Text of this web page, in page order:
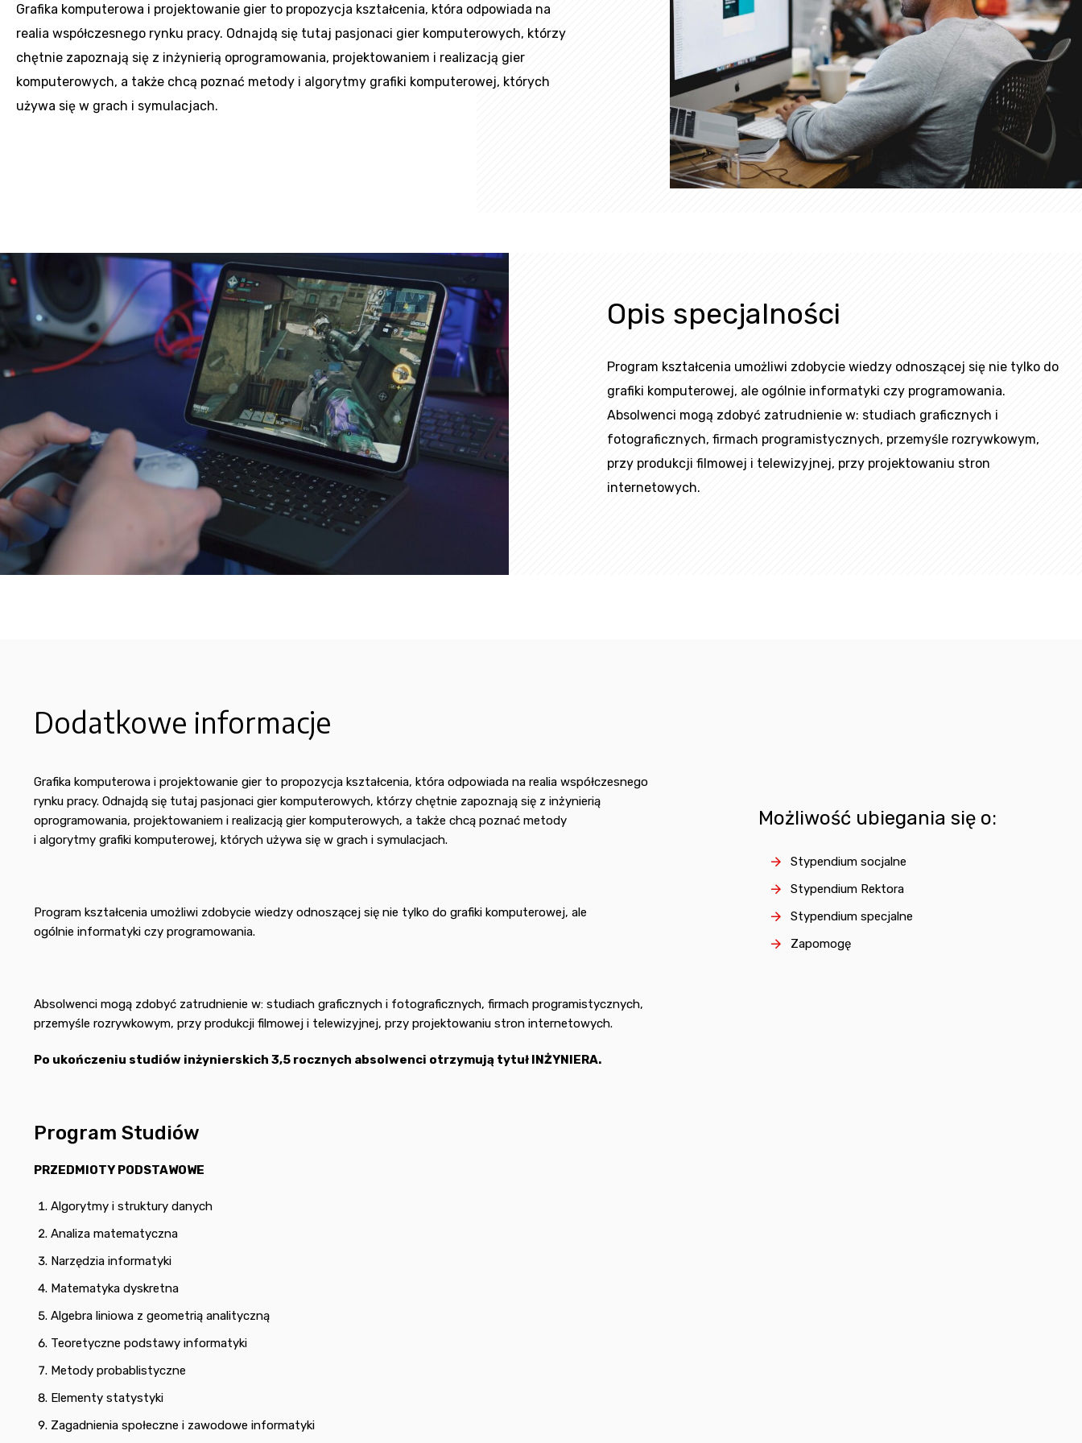
Grafika komputerowa i projektowanie gier to propozycja kształcenia, która odpowiada na
realia współczesnego rynku pracy. Odnajdą się tutaj pasjonaci gier komputerowych, którzy
chętnie zapoznają się z inżynierią oprogramowania, projektowaniem i realizacją gier
komputerowych, a także chcą poznać metody i algorytmy grafiki komputerowej, których
używa się w grach i symulacjach.
Opis specjalności
Program kształcenia umożliwi zdobycie wiedzy odnoszącej się nie tylko do
grafiki komputerowej, ale ogólnie informatyki czy programowania.
Absolwenci mogą zdobyć zatrudnienie w: studiach graficznych i
fotograficznych, firmach programistycznych, przemyśle rozrywkowym,
przy produkcji filmowej i telewizyjnej, przy projektowaniu stron
internetowych.
Dodatkowe informacje
Grafika komputerowa i projektowanie gier to propozycja kształcenia, która odpowiada na realia współczesnego
rynku pracy. Odnajdą się tutaj pasjonaci gier komputerowych, którzy chętnie zapoznają się z inżynierią
oprogramowania, projektowaniem i realizacją gier komputerowych, a także chcą poznać metody
i algorytmy grafiki komputerowej, których używa się w grach i symulacjach.
Program kształcenia umożliwi zdobycie wiedzy odnoszącej się nie tylko do grafiki komputerowej, ale
ogólnie informatyki czy programowania.
Absolwenci mogą zdobyć zatrudnienie w: studiach graficznych i fotograficznych, firmach programistycznych,
przemyśle rozrywkowym, przy produkcji filmowej i telewizyjnej, przy projektowaniu stron internetowych.
Po ukończeniu studiów inżynierskich 3,5 rocznych absolwenci otrzymują tytuł INŻYNIERA.
Program Studiów
PRZEDMIOTY PODSTAWOWE
Algorytmy i struktury danych
Analiza matematyczna
Narzędzia informatyki
Matematyka dyskretna
Algebra liniowa z geometrią analityczną
Teoretyczne podstawy informatyki
Metody probablistyczne
Elementy statystyki
Zagadnienia społeczne i zawodowe informatyki
Możliwość ubiegania się o:
Stypendium socjalne
Stypendium Rektora
Stypendium specjalne
Zapomogę